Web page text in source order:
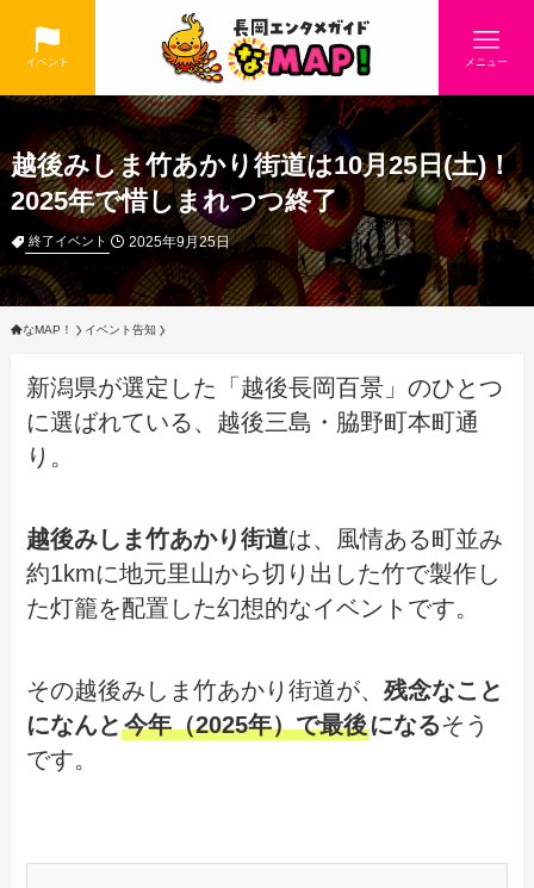
イベント メニュー
越後みしま竹あかり街道は10月25日(土)！
2025年で惜しまれつつ終了
終了イベント 2025年9月25日
なMAP！ イベント告知
新潟県が選定した「越後長岡百景」のひとつ
に選ばれている、越後三島・脇野町本町通
り。
越後みしま竹あかり街道は、風情ある町並み
約1kmに地元里山から切り出した竹で製作し
た灯籠を配置した幻想的なイベントです。
その越後みしま竹あかり街道が、残念なこと
になんと今年（2025年）で最後になるそう
です。